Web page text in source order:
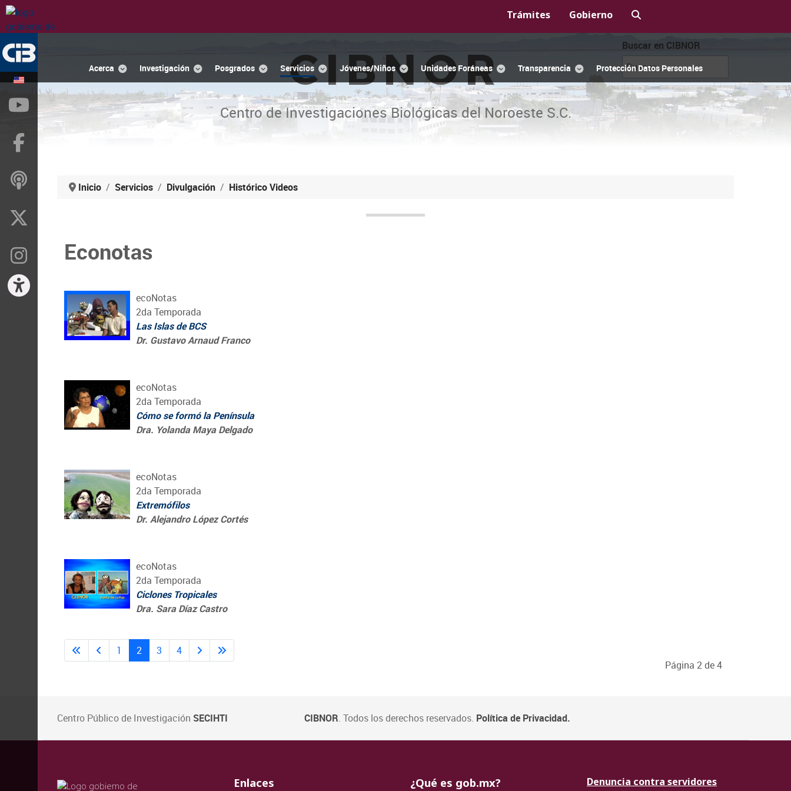
Trámites Gobierno
Acerca Investigación Posgrados Servicios Jóvenes/Niños Unidades Foráneas Transparencia Protección Datos Personales
CIBNOR
Centro de Investigaciones Biológicas del Noroeste S.C.
Buscar en CIBNOR
Inicio Servicios Divulgación Histórico Videos
Econotas
ecoNotas
2da Temporada
Las Islas de BCS
Dr. Gustavo Arnaud Franco
ecoNotas
2da Temporada
Cómo se formó la Península
Dra. Yolanda Maya Delgado
ecoNotas
2da Temporada
Extremófilos
Dr. Alejandro López Cortés
ecoNotas
2da Temporada
Ciclones Tropicales
Dra. Sara Díaz Castro
Página 2 de 4
1 2 3 4
Centro Público de Investigación SECIHTI CIBNOR. Todos los derechos reservados. Política de Privacidad.
valida
valida
valida
Enlaces ¿Qué es gob.mx?
Denuncia contra servidores
YouTube
ivoox
Instragram